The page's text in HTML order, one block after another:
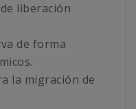
liberación
de forma
la migración de